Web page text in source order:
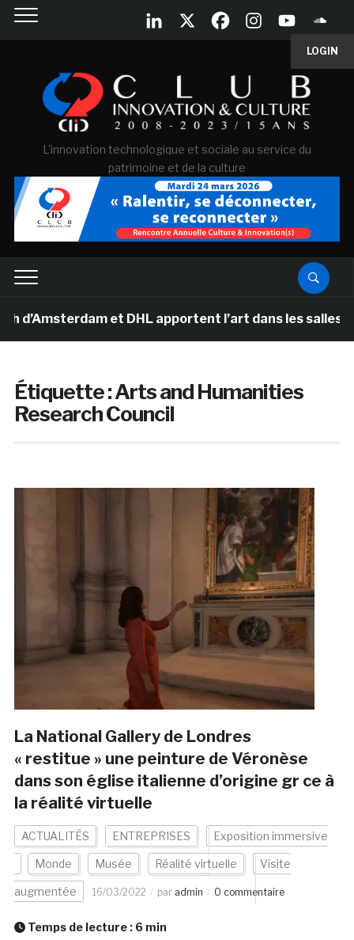
LOGIN
L'innovation technologique et sociale au service du
patrimoine et de la culture
et DHL apportent l’art dans les salles de
Étiquette :Arts and Humanities
Research Council
La National Gallery de Londres
« restitue » une peinture de Véronèse
dans son église italienne d’origine gr ce à
la réalité virtuelle
ACTUALITÉS ENTREPRISES Exposition immersive
Monde Musée Réalité virtuelle Visite
augmentée 16/03/2022 par admin 0 commentaire
Temps de lecture : 6 min